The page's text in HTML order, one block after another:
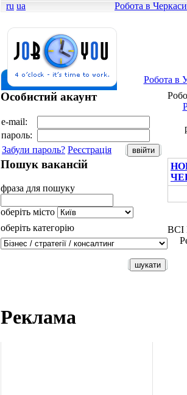
ru ua Робота в
Робота в
Особистий акаунт
e-mail:
пароль:
Забули пароль? Реєстрація
Пошук вакансій
фраза для пошуку
оберіть місто
оберіть категорію
Реклама
ВСІ